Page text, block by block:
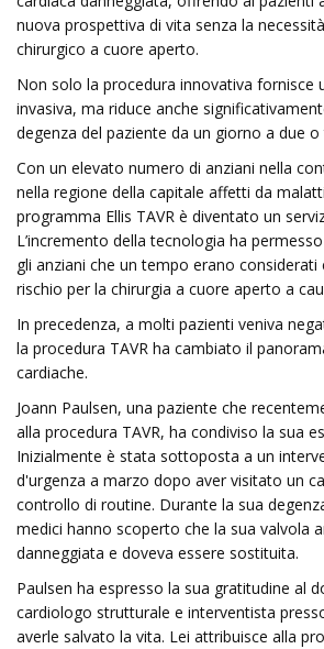
nuova prospettiva di vita senza la
chirurgico a cuore aperto.
Non solo la procedura innovativa fornisce
invasiva, ma riduce anche
degenza del paziente da un giorno a due o
Con un elevato numero di anziani nella
nella regione della capitale affetti da
programma Ellis TAVR è diventato un
L’incremento della tecnologia ha
gli anziani che un tempo erano considerati
rischio per la chirurgia a cuore aperto a
In precedenza, a molti pazienti veniva
la procedura TAVR ha cambiato il
cardiache.
Joann Paulsen, una paziente che
alla procedura TAVR, ha condiviso la sua
Inizialmente è stata sottoposta a un
d'urgenza a marzo dopo aver visitato un
controllo di routine. Durante la sua
medici hanno scoperto che la sua valvola
danneggiata e doveva essere sostituita.
Paulsen ha espresso la sua gratitudine al
cardiologo strutturale e interventista
averle salvato la vita. Lei attribuisce alla